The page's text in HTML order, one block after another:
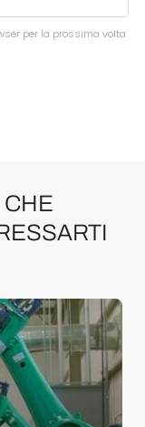
per la prossima volta
CHE